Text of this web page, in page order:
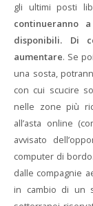
gli ultimi posti
continueranno
disponibili. Di
aumentare. Se
una sosta,
con cui scucire
nelle zone più
all’asta online
avvisato
computer di
dalle compagnie
in cambio di un